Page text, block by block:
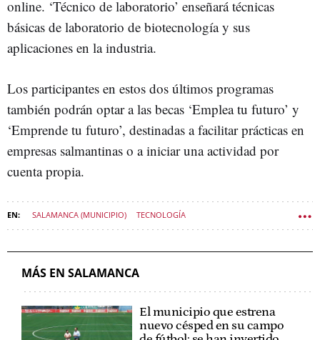
online. ‘Técnico de laboratorio’ enseñará técnicas
básicas de laboratorio de biotecnología y sus
aplicaciones en la industria.
Los participantes en estos dos últimos programas
también podrán optar a las becas ‘Emplea tu futuro’ y
‘Emprende tu futuro’, destinadas a facilitar prácticas en
empresas salmantinas o a iniciar una actividad por
cuenta propia.
SALAMANCA (MUNICIPIO) TECNOLOGÍA
ECONOMÍA CASTILLA Y LEÓN
MÁS EN SALAMANCA
El municipio que estrena
nuevo césped en su campo